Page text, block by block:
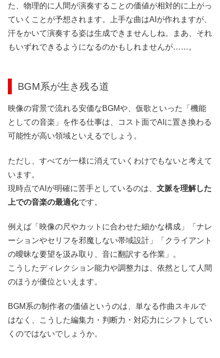
た、物理的に人間が演奏することの価値が相対的に上がっ
ていくことが予想されます。上手な曲はAIが作れますが、
汗をかいて演奏する姿は生成できませんしね。まあ、それ
もいずれできるようになるのかもしれませんが……。
BGM系が生き残る道
映像の背景で流れる安価なBGMや、仮歌といった「機能
としての音楽」を作る仕事は、コスト面でAIに置き換わる
可能性が高い領域といえるでしょう。
ただし、すべてが一様に消えていくわけでもないと考えて
います。
現時点でAIが明確に苦手としているのは、 文脈を理解した
上での音楽の最適化です。
例えば「映像の尺やカットに合わせた細かな構成」「ナレ
ーションやセリフを邪魔しない帯域設計」「クライアント
の曖昧な要望を汲み取り、音に翻訳する作業」。
こうしたディレクション能力や調整力は、依然として人間
のほうが優位といえます。
BGM系の制作者の価値というのは、単なる作曲スキルで
はなく、こうした編集力・判断力・対応力にシフトしてい
くのではないでしょうか。